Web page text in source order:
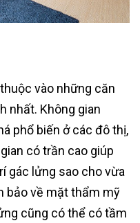
vào những căn
nhất. Không gian
phổ biến ở các đô thị,
có trần cao giúp
gác lửng sao cho vừa
bảo về mặt thẩm mỹ
cũng có thể có tầm